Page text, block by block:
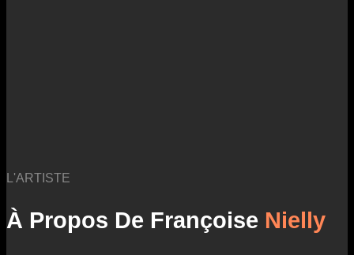
L'ARTISTE
À Propos De Françoise Nielly